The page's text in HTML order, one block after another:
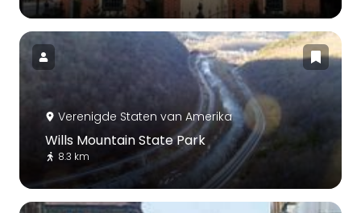
Verenigde Staten van Amerika
Wills Mountain State Park
8.3 km